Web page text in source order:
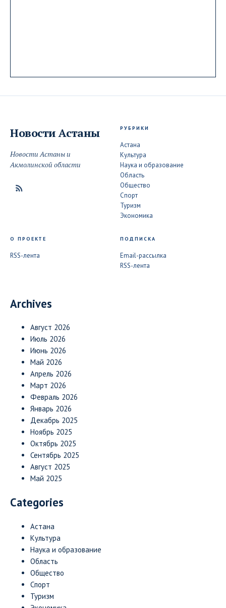
Новости Астаны
Новости Астаны и
Акмолинской области
РУБРИКИ
Астана
Культура
Наука и образование
Область
Общество
Спорт
Туризм
Экономика
О ПРОЕКТЕ
RSS-лента
ПОДПИСКА
Email-рассылка
RSS-лента
Archives
Август 2026
Июль 2026
Июнь 2026
Май 2026
Апрель 2026
Март 2026
Февраль 2026
Январь 2026
Декабрь 2025
Ноябрь 2025
Октябрь 2025
Сентябрь 2025
Август 2025
Май 2025
Categories
Астана
Культура
Наука и образование
Область
Общество
Спорт
Туризм